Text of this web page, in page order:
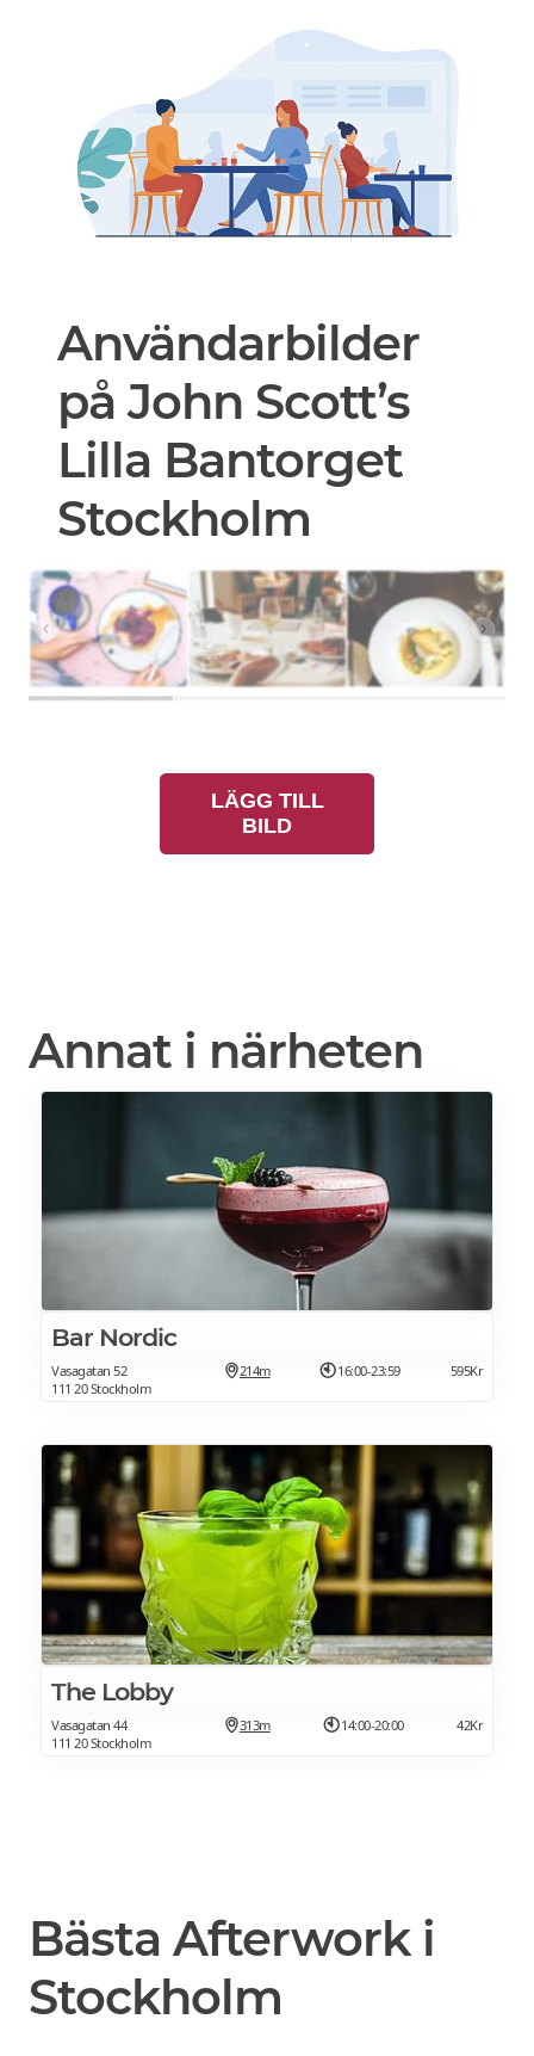
Användarbilder
på John Scott’s
Lilla Bantorget
Stockholm
LÄGG TILL
BILD
Annat i närheten
Bar Nordic
Vasagatan 52
111 20 Stockholm
214m 16:00-23:59 595Kr
The Lobby
Vasagatan 44
111 20 Stockholm
313m 14:00-20:00 42Kr
Bästa Afterwork i
Stockholm